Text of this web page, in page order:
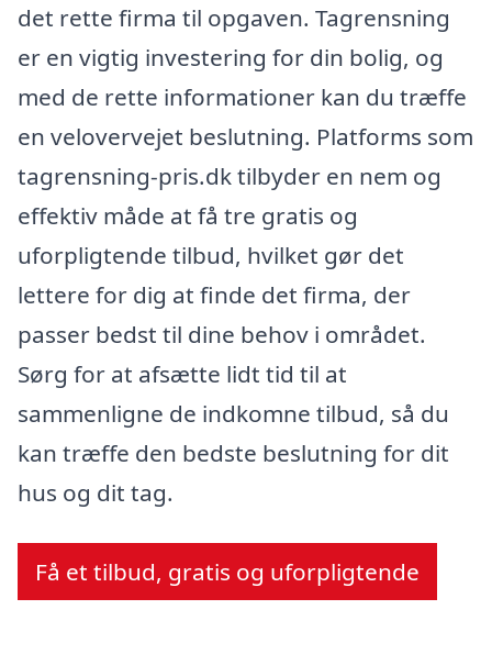
det rette firma til opgaven. Tagrensning
er en vigtig investering for din bolig, og
med de rette informationer kan du træffe
en velovervejet beslutning. Platforms som
tagrensning-pris.dk tilbyder en nem og
effektiv måde at få tre gratis og
uforpligtende tilbud, hvilket gør det
lettere for dig at finde det firma, der
passer bedst til dine behov i området.
Sørg for at afsætte lidt tid til at
sammenligne de indkomne tilbud, så du
kan træffe den bedste beslutning for dit
hus og dit tag.
Få et tilbud, gratis og uforpligtende